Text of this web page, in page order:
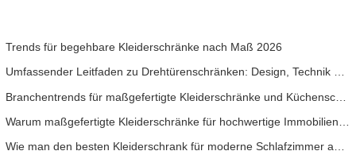
Trends für begehbare Kleiderschränke nach Maß 2026
Umfassender Leitfaden zu Drehtürenschränken: Design, Technik und B2B-Beschaffung
Wie man den besten Kleiderschrank für moderne Schlafzimmer auswählt